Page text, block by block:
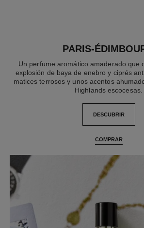
PARIS-
Un perfume aromático amaderado que
explosión de baya de enebro y ciprés
matices terrosos y unos acentos
Highlands escocesas.
DESCUBRIR
COMPRAR